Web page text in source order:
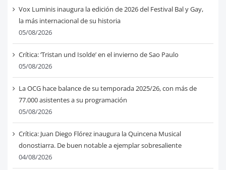
Vox Luminis inaugura la edición de 2026 del Festival Bal y Gay,
la más internacional de su historia
05/08/2026
Crítica: ‘Tristan und Isolde’ en el invierno de Sao Paulo
05/08/2026
La OCG hace balance de su temporada 2025/26, con más de
77.000 asistentes a su programación
05/08/2026
Crítica: Juan Diego Flórez inaugura la Quincena Musical
donostiarra. De buen notable a ejemplar sobresaliente
04/08/2026